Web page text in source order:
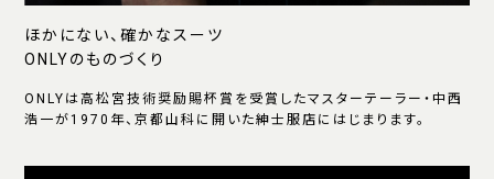
ほかにない、確かなスーツ
ONLYのものづくり
ONLYは高松宮技術奨励賜杯賞を受賞したマスターテーラー・中西
浩一が1970年、京都山科に開いた紳士服店にはじまります。